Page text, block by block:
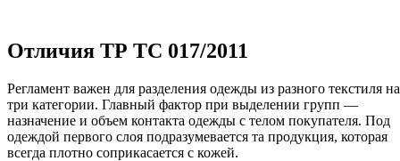
Отличия ТР ТС 017/2011
Регламент важен для разделения одежды из разного текстиля на
три категории. Главный фактор при выделении групп —
назначение и объем контакта одежды с телом покупателя. Под
одеждой первого слоя подразумевается та продукция, которая
всегда плотно соприкасается с кожей.